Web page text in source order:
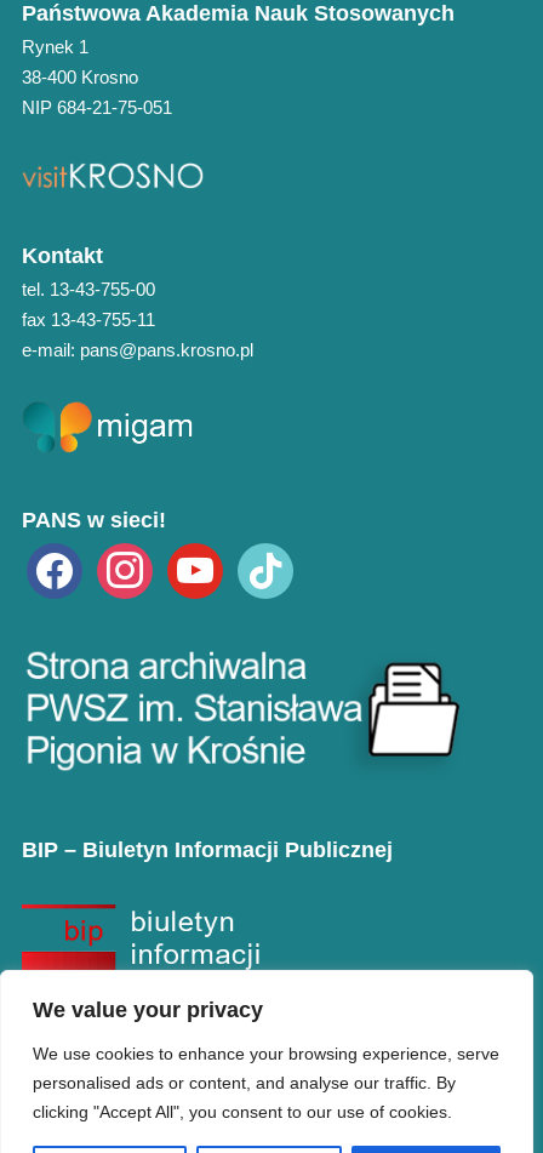
We value your privacy
We use cookies to enhance your browsing experience, serve
personalised ads or content, and analyse our traffic. By
clicking "Accept All", you consent to our use of cookies.
Państwowa Akademia Nauk Stosowanych
Rynek 1
38-400 Krosno
NIP 684-21-75-051
Kontakt
tel. 13-43-755-00
fax 13-43-755-11
e-mail: pans@pans.krosno.pl
PANS w sieci!
facebook instagramyoutube tiktok
BIP – Biuletyn Informacji Publicznej
Copyright © PANS w Krośnie